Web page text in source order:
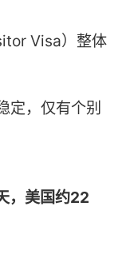
Visa）整体
定，仅有个别
，美国约22